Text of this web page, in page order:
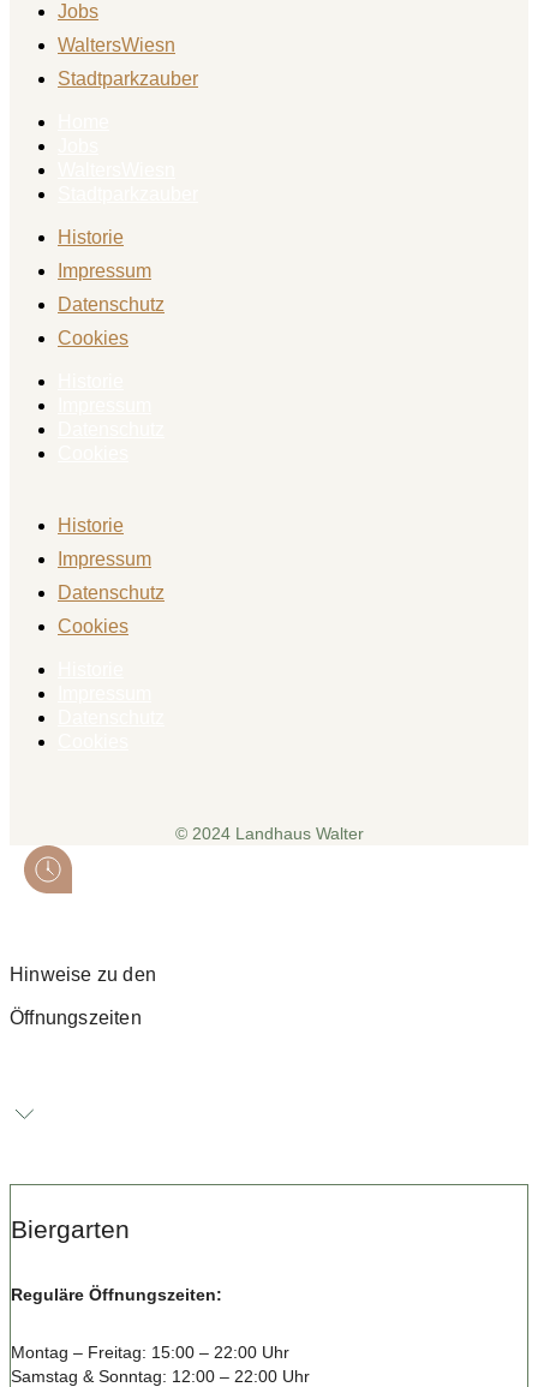
Jobs
WaltersWiesn
Stadtparkzauber
Historie
Impressum
Datenschutz
Cookies
Historie
Impressum
Datenschutz
Cookies
© 2024 Landhaus Walter
Hinweise zu den
Öffnungszeiten
Biergarten
Reguläre Öffnungszeiten:
Montag – Freitag: 15:00 – 22:00 Uhr
Samstag & Sonntag: 12:00 – 22:00 Uhr